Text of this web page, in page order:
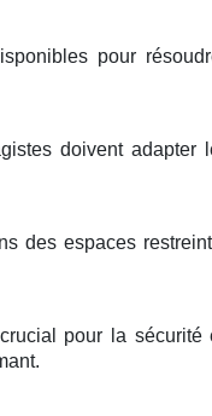
pour
doivent adapter
des espaces
pour la sécurité